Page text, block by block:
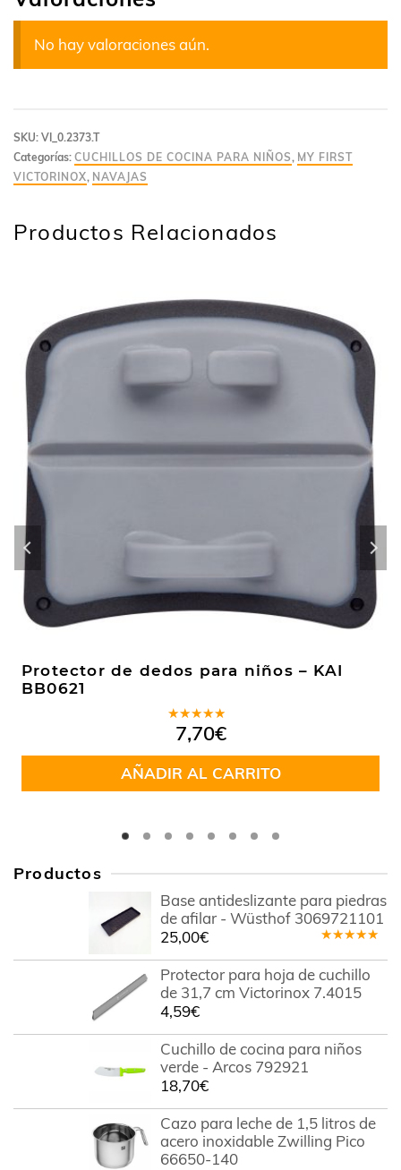
No hay valoraciones aún.
SKU: VI_0.2373.T
Categorías: CUCHILLOS DE COCINA PARA NIÑOS , MY FIRST
VICTORINOX, NAVAJAS
Productos Relacionados
Protector de dedos para niños – KAI
BB0621
Valorado
en 4.33
de 5
7,70€
AÑADIR AL CARRITO
Productos
Base antideslizante para piedras
de afilar - Wüsthof 3069721101
en4.78
de 5
25,00€
Protector para hoja de cuchillo
de 31,7 cm Victorinox 7.4015
4,59€
Cuchillo de cocina para niños
verde - Arcos 792921
18,70€
Cazo para leche de 1,5 litros de
acero inoxidable Zwilling Pico
66650-140